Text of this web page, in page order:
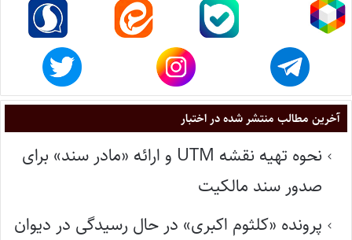
آخرین مطالب منتشر شده در اختبار
نحوه تهیه نقشه UTM و ارائه «مادر سند» برای
صدور سند مالکیت
پرونده «کلثوم اکبری» در حال رسیدگی در دیوان